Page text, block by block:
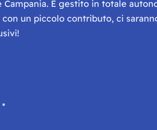
È gestito in totale
un piccolo contributo, ci
*